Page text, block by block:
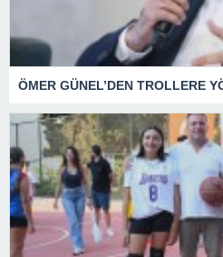
ÖMER GÜNEL’DEN TROLLERE